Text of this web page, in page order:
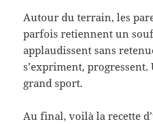
Autour du terrain, les
parfois retiennent un
applaudissent sans
s’expriment,
grand sport.
Au final, voilà la recette